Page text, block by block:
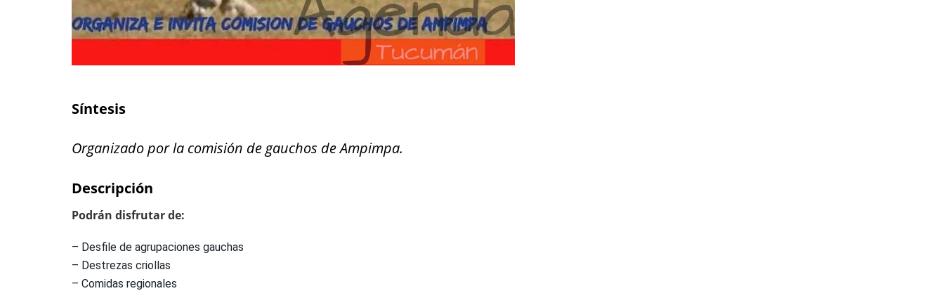
Síntesis
Organizado por la comisión de gauchos de Ampimpa.
Descripción
Podrán disfrutar de:
– Desfile de agrupaciones gauchas
– Destrezas criollas
– Comidas regionales